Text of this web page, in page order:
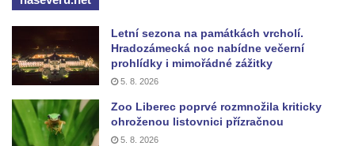
Pomník obětem válek před hřbitovem v
Hostíně u Vojkovic
Kenotaf Václava Floriána na hřbitově v
Lužci nad Vltavou
Letní sezona na památkách vrcholí.
Hradozámecká noc nabídne večerní
prohlídky i mimořádné zážitky
5. 8. 2026
Zoo Liberec poprvé rozmnožila kriticky
ohroženou listovnici přízračnou
5. 8. 2026